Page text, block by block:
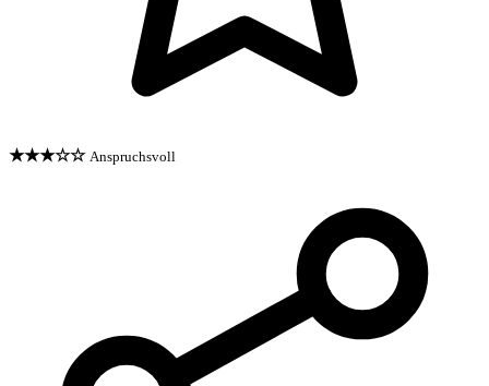
★★★☆☆ Anspruchsvoll